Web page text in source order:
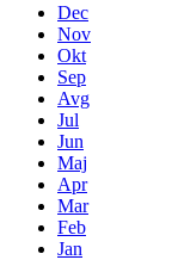
Dec
Nov
Okt
Sep
Avg
Jul
Jun
Maj
Apr
Mar
Feb
Jan